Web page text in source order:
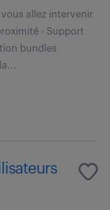
allez intervenir
- Support
bundles